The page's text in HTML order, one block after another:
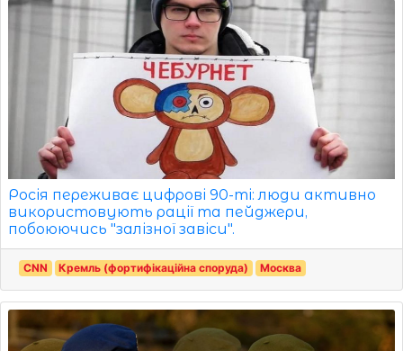
Росія переживає цифрові 90-ті: люди активно
використовують рації та пейджери,
побоюючись "залізної завіси".
CNN Кремль (фортифікаційна споруда) Москва